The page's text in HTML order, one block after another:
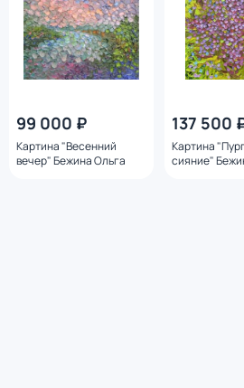
99 000 ₽
Картина "Весенний
вечер" Бежина Ольга
137 500
Картина
сияние"